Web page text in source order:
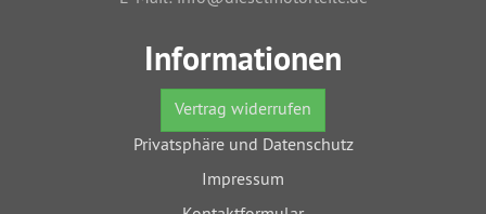
Informationen
Vertrag widerrufen
Privatsphäre und Datenschutz
Impressum